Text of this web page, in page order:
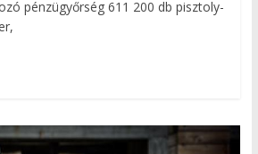
pénzügyőrség 611 200 db pisztoly-